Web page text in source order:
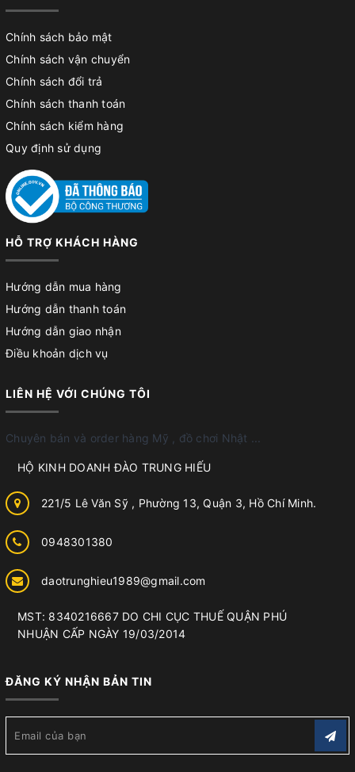
Chính sách bảo mật
Chính sách vận chuyển
Chính sách đổi trả
Chính sách thanh toán
Chính sách kiểm hàng
Quy định sử dụng
HỖ TRỢ KHÁCH HÀNG
Hướng dẫn mua hàng
Hướng dẫn thanh toán
Hướng dẫn giao nhận
Điều khoản dịch vụ
LIÊN HỆ VỚI CHÚNG TÔI
Chuyên bán và order hàng Mỹ , đồ chơi Nhật ...
HỘ KINH DOANH ĐÀO TRUNG HIẾU
221/5 Lê Văn Sỹ , Phường 13, Quận 3, Hồ Chí Minh.
0948301380
daotrunghieu1989@gmail.com
MST: 8340216667 DO CHI CỤC THUẾ QUẬN PHÚ
NHUẬN CẤP NGÀY 19/03/2014
ĐĂNG KÝ NHẬN BẢN TIN